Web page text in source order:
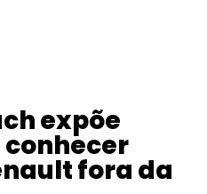
expõe
fora da